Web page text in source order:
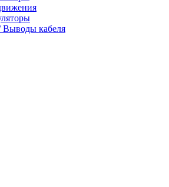
Выводы кабеля